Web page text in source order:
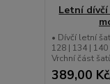
Letní dívčí
• Dívčí letní
128 | 134 |
Vrchní část
389,00 Kč